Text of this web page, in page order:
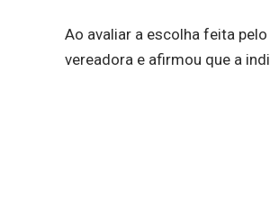
Ao avaliar a escolha feita
vereadora e afirmou que a